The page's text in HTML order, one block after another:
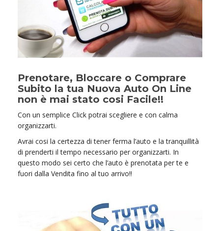
Prenotare, Bloccare o Comprare
Subito la tua Nuova Auto On Line
non è mai stato cosi Facile!!
Con un semplice Click potrai scegliere e con calma
organizzarti.
Avrai cosi la certezza di tener ferma l’auto e la tranquillità
di prenderti il tempo necessario per organizzarti. In
questo modo sei certo che l’auto è prenotata per te e
fuori dalla Vendita fino al tuo arrivo!!